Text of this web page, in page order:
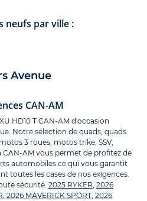
neufs par ville :
Avenue
CAN-AM
HD10 T CAN-AM d'occasion
Notre sélection de quads, quads
3 roues, motos trike, SSV,
AM vous permet de profitez de
automobiles ce qui vous garantit
toutes les cases de nos exigences.
sécurité. 2025 RYKER, 2026
, 2026 MAVERICK SPORT, 2026